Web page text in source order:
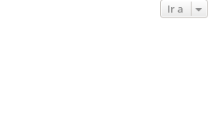
Ir a